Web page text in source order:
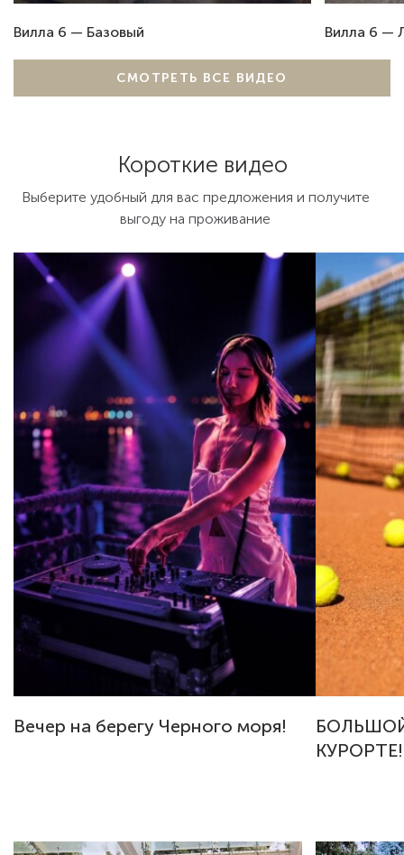
Вилла 6 — Базовый Вилла 6 —
СМОТРЕТЬ ВСЕ ВИДЕО
Короткие видео
Выберите удобный для вас предложения и получите
выгоду на проживание
Вечер на берегу Черного моря!
КУРОРТЕ!